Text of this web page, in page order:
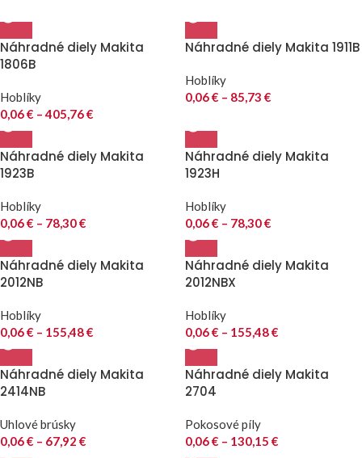
Náhradné diely Makita
1806B
Hoblíky
0,06€ – 405,76€
Náhradné diely Makita 1911B
Hoblíky
0,06€ – 85,73 €
Náhradné diely Makita
1923B
Hoblíky
0,06€ – 78,30€
Náhradné diely Makita
1923H
Hoblíky
0,06€ – 78,30€
Náhradné diely Makita
2012NB
Hoblíky
0,06€ – 155,48€
Náhradné diely Makita
2012NBX
Hoblíky
0,06€ – 155,48€
Náhradné diely Makita
2414NB
Uhlové brúsky
0,06€ – 67,92 €
Náhradné diely Makita
2704
Pokosové píly
0,06€ – 130,15 €